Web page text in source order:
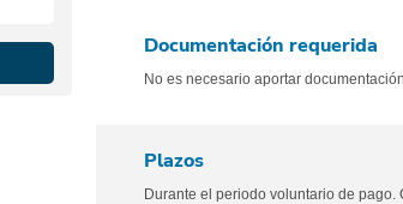
Documentación requerida
No es necesario aportar
Plazos
Durante el periodo voluntario de